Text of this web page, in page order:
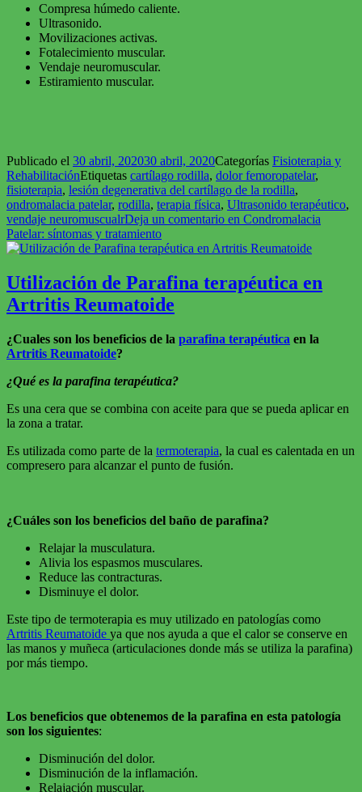
Compresa húmedo caliente.
Ultrasonido.
Movilizaciones activas.
Fotalecimiento muscular.
Vendaje neuromuscular.
Estiramiento muscular.
Publicado el 30 abril, 202030 abril, 2020Categorías Fisioterapia y
RehabilitaciónEtiquetas cartílago rodilla, dolor femoropatelar,
fisioterapia, lesión degenerativa del cartílago de la rodilla,
ondromalacia patelar, rodilla, terapia física, Ultrasonido terapéutico,
vendaje neuromuscualrDeja un comentario en Condromalacia
Patelar: síntomas y tratamiento
Utilización de Parafina terapéutica en
Artritis Reumatoide
¿Cuales son los beneficios de la parafina terapéutica en la
Artritis Reumatoide?
¿Qué es la parafina terapéutica?
Es una cera que se combina con aceite para que se pueda aplicar en
la zona a tratar.
Es utilizada como parte de la termoterapia, la cual es calentada en un
compresero para alcanzar el punto de fusión.
¿Cuáles son los beneficios del baño de parafina?
Relajar la musculatura.
Alivia los espasmos musculares.
Reduce las contracturas.
Disminuye el dolor.
Este tipo de termoterapia es muy utilizado en patologías como
Artritis Reumatoide ya que nos ayuda a que el calor se conserve en
las manos y muñeca (articulaciones donde más se utiliza la parafina)
por más tiempo.